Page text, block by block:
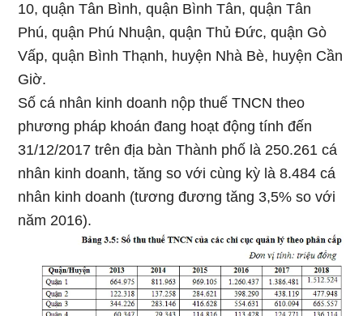
10, quận Tân Bình, quận Bình Tân, quận Tân
Phú, quận Phú Nhuận, quận Thủ Đức, quận Gò
Vấp, quận Bình Thạnh, huyện Nhà Bè, huyện Cần
Giờ.
Số cá nhân kinh doanh nộp thuế TNCN theo
phương pháp khoán đang hoạt động tính đến
31/12/2017 trên địa bàn Thành phố là 250.261 cá
nhân kinh doanh, tăng so với cùng kỳ là 8.484 cá
nhân kinh doanh (tương đương tăng 3,5% so với
năm 2016).